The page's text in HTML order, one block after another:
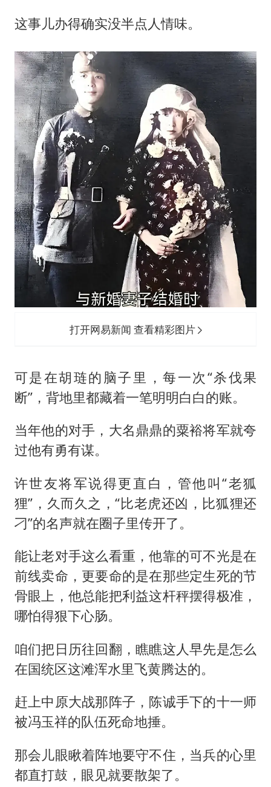
这事儿办得确实没半点人情味。
打开网易新闻 查看精彩图片
可是在胡琏的脑子里，每一次“杀伐果
断”，背地里都藏着一笔明明白白的账。
当年他的对手，大名鼎鼎的粟裕将军就夸
过他有勇有谋。
许世友将军说得更直白，管他叫“老狐
狸”，久而久之，“比老虎还凶，比狐狸还
刁”的名声就在圈子里传开了。
能让老对手这么看重，他靠的可不光是在
前线卖命，更要命的是在那些定生死的节
骨眼上，他总能把利益这杆秤摆得极准，
哪怕得狠下心肠。
咱们把日历往回翻，瞧瞧这人早先是怎么
在国统区这滩浑水里飞黄腾达的。
赶上中原大战那阵子，陈诚手下的十一师
被冯玉祥的队伍死命地捶。
那会儿眼瞅着阵地要守不住，当兵的心里
都直打鼓，眼见就要散架了。